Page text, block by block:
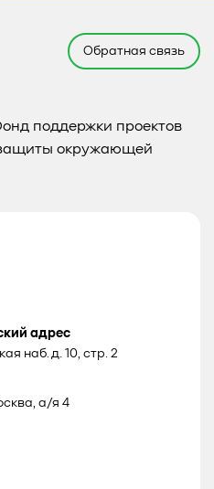
Обратная связь
поддержки проектов
защиты окружающей
адрес
наб. д. 10, стр. 2
а/я 4